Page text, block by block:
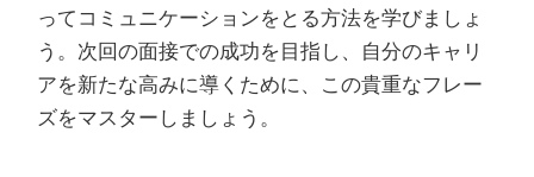
ってコミュニケーションをとる方法を学びましょ
う。次回の面接での成功を目指し、自分のキャリ
アを新たな高みに導くために、この貴重なフレー
ズをマスターしましょう。